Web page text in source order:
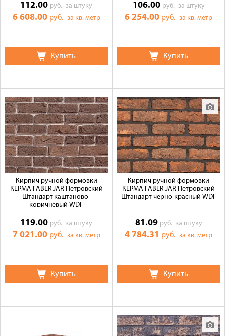
112.00 руб.за штуку
6 608.00 руб. за кв. метр
Купить
106.00 руб. за штуку
6 254.00 руб.за кв. метр
Купить
Кирпич ручной формовки
КЕРМА FABER JAR Петровский
Штандарт каштаново-
коричневый WDF
119.00 руб.за штуку
7 021.00 руб. за кв. метр
Купить
Кирпич ручной формовки
КЕРМА FABER JAR Петровский
Штандарт черно-красный WDF
81.09 руб. за штуку
4 784.31 руб.за кв. метр
Купить